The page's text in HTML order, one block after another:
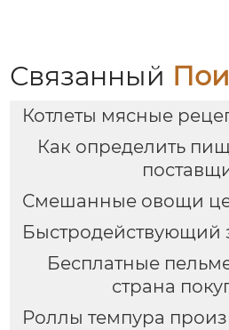
Связанный
Котлеты мясные
Как определить
Смешанные овощи
Быстродействующий
Бесплатные
страна
Роллы темпура